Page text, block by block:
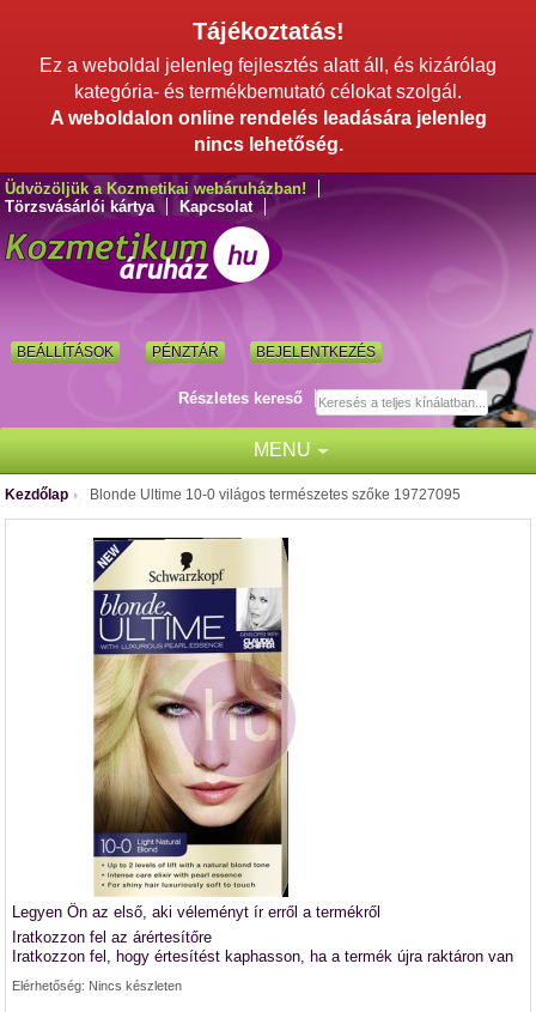
Tájékoztatás!
Ez a weboldal jelenleg fejlesztés alatt áll, és kizárólag
kategória- és termékbemutató célokat szolgál.
A weboldalon online rendelés leadására jelenleg
nincs lehetőség.
Üdvözöljük a Kozmetikai webáruházban!
Törzsvásárlói kártya
Kapcsolat
BEÁLLÍTÁSOK PÉNZTÁR BEJELENTKEZÉS
Részletes kereső
MENU
Kezdőlap Blonde Ultime 10-0 világos természetes szőke 19727095
Legyen Ön az első, aki véleményt ír erről a termékről
Iratkozzon fel az árértesítőre
Iratkozzon fel, hogy értesítést kaphasson, ha a termék újra raktáron van
Elérhetőség: Nincs készleten